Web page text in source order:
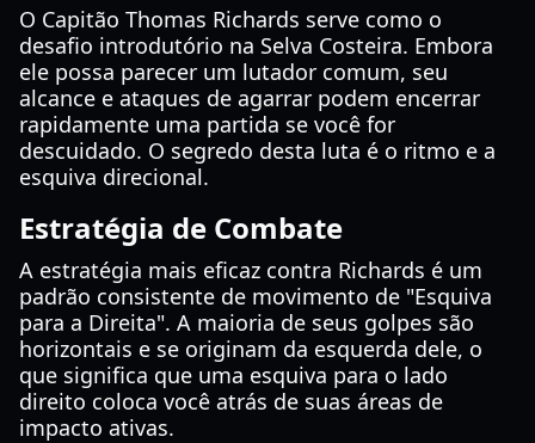
O Capitão Thomas Richards serve como o
desafio introdutório na Selva Costeira. Embora
ele possa parecer um lutador comum, seu
alcance e ataques de agarrar podem encerrar
rapidamente uma partida se você for
descuidado. O segredo desta luta é o ritmo e a
esquiva direcional.
Estratégia de Combate
A estratégia mais eficaz contra Richards é um
padrão consistente de movimento de "Esquiva
para a Direita". A maioria de seus golpes são
horizontais e se originam da esquerda dele, o
que significa que uma esquiva para o lado
direito coloca você atrás de suas áreas de
impacto ativas.